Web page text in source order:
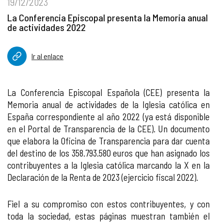
La Conferencia Episcopal presenta la Memoria anual
de actividades 2022
Ir al enlace
La Conferencia Episcopal Española (CEE) presenta la
Memoria anual de actividades de la Iglesia católica en
España correspondiente al año 2022 (ya está disponible
en el Portal de Transparencia de la CEE). Un documento
que elabora la Oficina de Transparencia para dar cuenta
del destino de los 358.793.580 euros que han asignado los
contribuyentes a la Iglesia católica marcando la X en la
Declaración de la Renta de 2023 (ejercicio fiscal 2022).
Fiel a su compromiso con estos contribuyentes, y con
toda la sociedad, estas páginas muestran también el